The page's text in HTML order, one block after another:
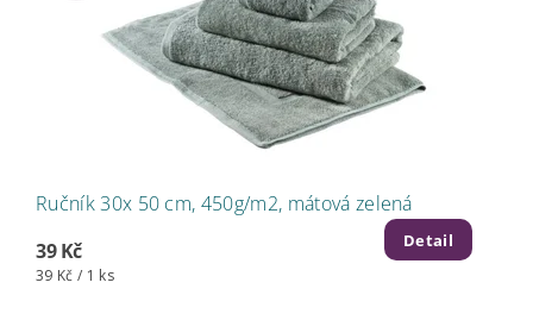
Ručník 30x 50 cm, 450g/m2, mátová zelená
39 Kč
39 Kč / 1 ks
Detail